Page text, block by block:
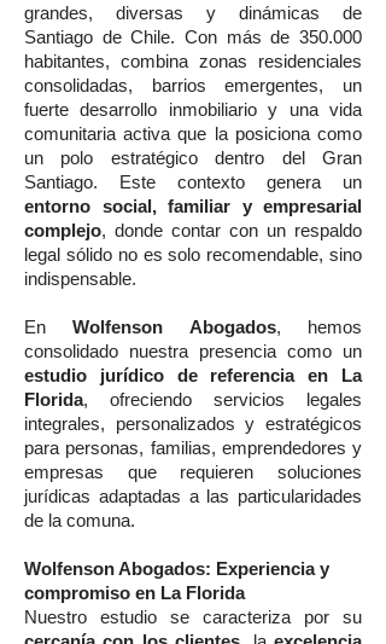
grandes, diversas y dinámicas de
Santiago de Chile. Con más de 350.000
habitantes, combina zonas residenciales
consolidadas, barrios emergentes, un
fuerte desarrollo inmobiliario y una vida
comunitaria activa que la posiciona como
un polo estratégico dentro del Gran
Santiago. Este contexto genera un
entorno social, familiar y empresarial
complejo, donde contar con un respaldo
legal sólido no es solo recomendable, sino
indispensable.
EnWolfenson Abogados, hemos
consolidado nuestra presencia como un
estudio jurídico de referencia en La
Florida, ofreciendo servicios legales
integrales, personalizados y estratégicos
para personas, familias, emprendedores y
empresas que requieren soluciones
jurídicas adaptadas a las particularidades
de la comuna.
Wolfenson Abogados: Experiencia y
compromiso en La Florida
Nuestro estudio se caracteriza por su